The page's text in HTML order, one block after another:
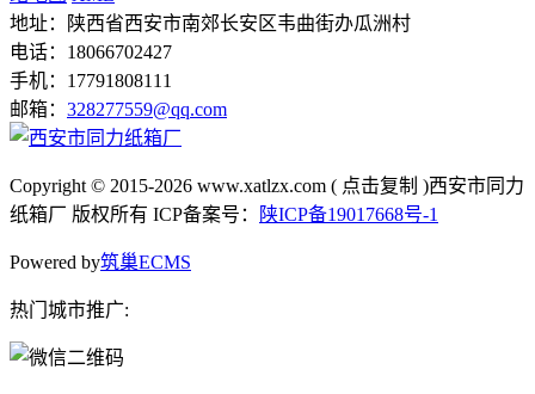
地址：陕西省西安市南郊长安区韦曲街办瓜洲村
电话：18066702427
手机：17791808111
邮箱： 328277559@qq.com
Copyright © 2015-2026 www.xatlzx.com ( 点击复制 )西安市同力
纸箱厂 版权所有 ICP备案号：
陕ICP备19017668号-1
Powered by筑巢ECMS
热门城市推广: